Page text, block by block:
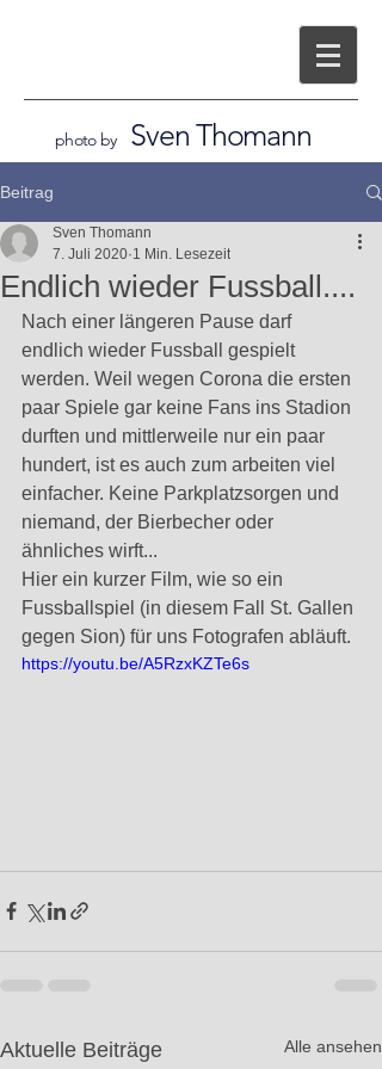
photo by Sven Thomann
Beitrag
Endlich wieder Fussball....
Sven Thomann
7. Juli 2020 1 Min. Lesezeit
Nach einer längeren Pause darf
endlich wieder Fussball gespielt
werden. Weil wegen Corona die ersten
paar Spiele gar keine Fans ins Stadion
durften und mittlerweile nur ein paar
hundert, ist es auch zum arbeiten viel
einfacher. Keine Parkplatzsorgen und
niemand, der Bierbecher oder
ähnliches wirft...
Hier ein kurzer Film, wie so ein
Fussballspiel (in diesem Fall St. Gallen
gegen Sion) für uns Fotografen abläuft.
https://youtu.be/A5RzxKZTe6s
Aktuelle Beiträge Alle ansehen